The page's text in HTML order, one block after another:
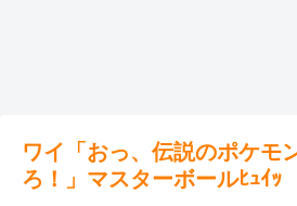
ワイ「おっ、伝説のポケモ
ろ！」マスターボールﾋｭｲｯ